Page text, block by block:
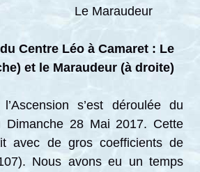
Le Maraudeur
Centre Léo à Camaret : Le
et le Maraudeur (à droite)
s’est déroulée du
28 Mai 2017. Cette
avec de gros coefficients de
Nous avons eu un temps